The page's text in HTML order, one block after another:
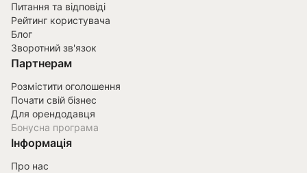
Питання та відповіді
Рейтинг користувача
Блог
Зворотний зв'язок
Партнерам
Розмістити оголошення
Почати свій бізнес
Для орендодавця
Бонусна програма
Інформація
Про нас